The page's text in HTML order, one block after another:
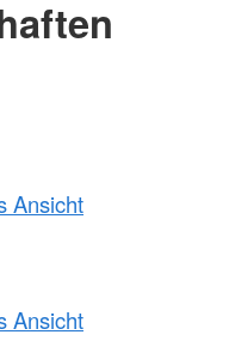
Ansicht
Ansicht